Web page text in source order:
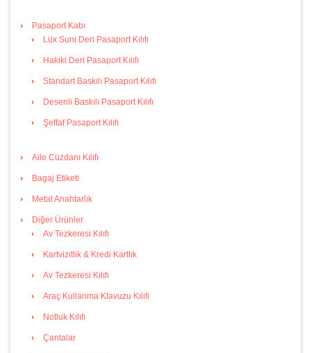
Pasaport Kabı
Lüx Suni Deri Pasaport Kılıfı
Hakiki Deri Pasaport Kılıfı
Standart Baskılı Pasaport Kılıfı
Desenli Baskılı Pasaport Kılıfı
Şeffaf Pasaport Kılıfı
Aile Cüzdanı Kılıfı
Bagaj Etiketi
Metal Anahtarlık
Diğer Ürünler
Av Tezkeresi Kılıfı
Kartvizitlik & Kredi Kartlık
Av Tezkeresi Kılıfı
Araç Kullanma Klavuzu Kılıfı
Notluk Kılıfı
Çantalar